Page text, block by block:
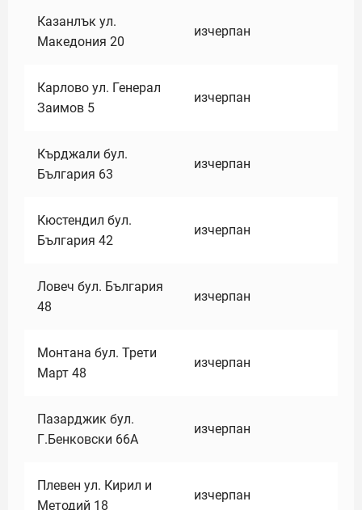
Казанлък ул.
Македония 20
изчерпан
Карлово ул. Генерал
Заимов 5
изчерпан
Кърджали бул.
България 63
изчерпан
Кюстендил бул.
България 42
изчерпан
Ловеч бул. България
48
изчерпан
Монтана бул. Трети
Март 48
изчерпан
Пазарджик бул.
Г.Бенковски 66А
изчерпан
Плевен ул. Кирил и
Методий 18
изчерпан